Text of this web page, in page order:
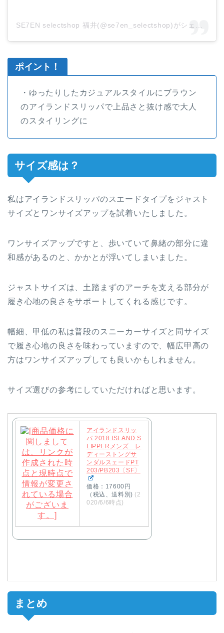
ポイント！
・ゆったりしたカジュアルスタイルにブラウン
のアイランドスリッパで上品さと抜け感で大人
のスタイリングに
サイズ感は？
私はアイランドスリッパのスエードタイプをジャスト
サイズとワンサイズアップを試着いたしました。
ワンサイズアップですと、歩いていて鼻緒の部分に違
和感があるのと、かかとが浮いてしまいました。
ジャストサイズは、土踏まずのアーチを支える部分が
履き心地の良さをサポートしてくれる感じです。
幅細、甲低の私は普段のスニーカーサイズと同サイズ
で履き心地の良さを味わっていますので、幅広甲高の
方はワンサイズアップしても良いかもしれません。
サイズ選びの参考にしていただければと思います。
アイランドスリッ
パ 2018 ISLAND S
LIPPERメンズ レ
ディーストングサ
ンダルスェードPT
203/PB203〔SF〕
価格：17600円
（税込、送料別) (2
020/6/6時点)
まとめ